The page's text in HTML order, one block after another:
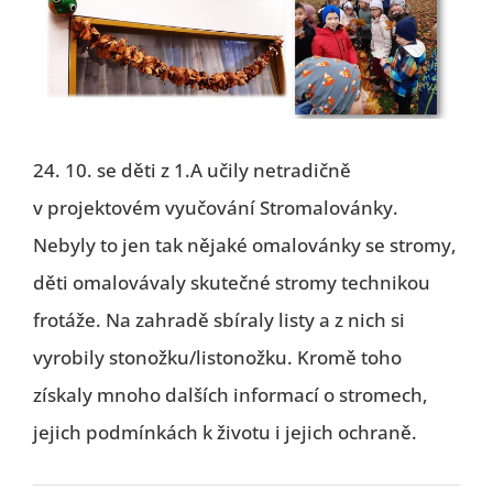
24. 10. se děti z 1.A učily netradičně
v projektovém vyučování Stromalovánky.
Nebyly to jen tak nějaké omalovánky se stromy,
děti omalovávaly skutečné stromy technikou
frotáže. Na zahradě sbíraly listy a z nich si
vyrobily stonožku/listonožku. Kromě toho
získaly mnoho dalších informací o stromech,
jejich podmínkách k životu i jejich ochraně.